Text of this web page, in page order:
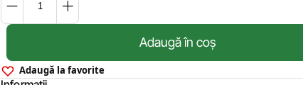
Adaugă în coș
Adaugă la favorite